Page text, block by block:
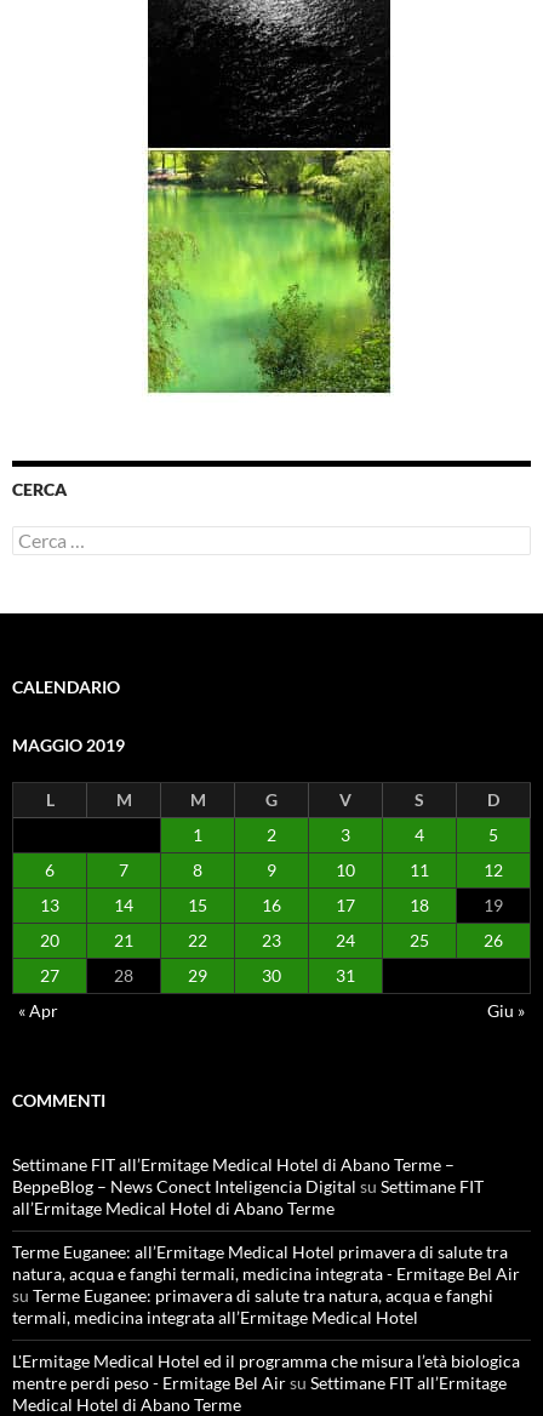
CERCA
Ricerca
per:
CALENDARIO
MAGGIO 2019
L M M G V S
D
1
2 3 4
5
6
7 8 9 10 11
12
13
14 15 16 17 18
19
20
21 22 23 24 25
26
27
28 29 30
31
« Apr
Giu »
COMMENTI
Settimane FIT all’Ermitage Medical Hotel di Abano Terme –
BeppeBlog – News Conect Inteligencia Digital su Settimane FIT
all’Ermitage Medical Hotel di Abano Terme
Terme Euganee: all’Ermitage Medical Hotel primavera di salute tra
natura, acqua e fanghi termali, medicina integrata - Ermitage Bel Air
su Terme Euganee: primavera di salute tra natura, acqua e fanghi
termali, medicina integrata all’Ermitage Medical Hotel
L'Ermitage Medical Hotel ed il programma che misura l’età biologica
mentre perdi peso - Ermitage Bel Airsu Settimane FIT all’Ermitage
Medical Hotel di Abano Terme